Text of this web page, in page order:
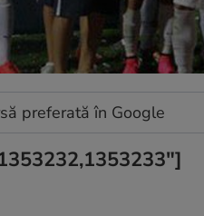
preferată în Google